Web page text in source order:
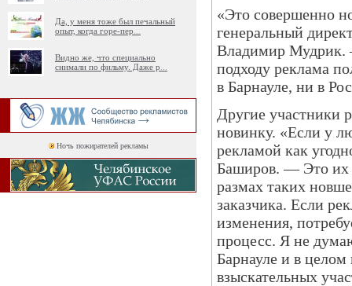
Да, у меня тоже был печальный
опыт, когда горе-пер
Видно же, что специально
снимали по фильму. Даже р
Ночь пожирателей рекламы
«Это совершенно
генеральный
Владимир Мудрик.
подходу реклама
в Барнауле, ни в
Другие участники
новинку. «Если у
рекламой как
Баширов. — Это их
размах таких
заказчика. Если
изменения,
процесс. Я не
Барнауле и в
взыскательных